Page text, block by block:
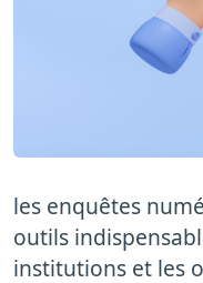
les enquêtes
outils
institutions et les